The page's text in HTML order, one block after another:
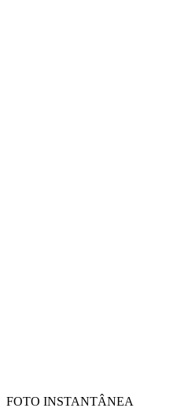
FOTO INSTANTÂNEA